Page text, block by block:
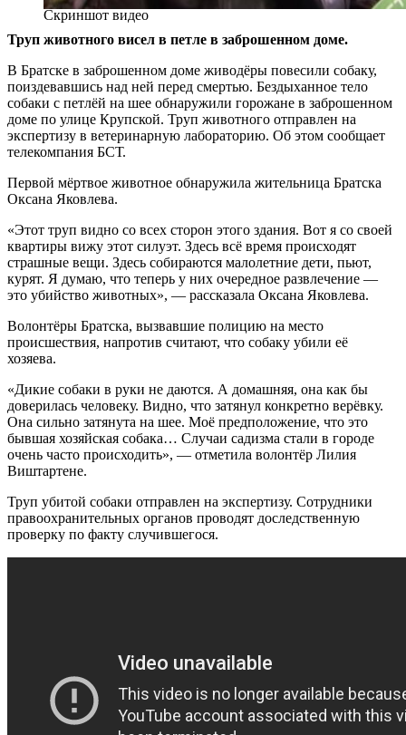
Скриншот видео
Труп животного висел в петле в заброшенном доме.
В Братске в заброшенном доме живодёры повесили собаку,
поиздевавшись над ней перед смертью. Бездыханное тело
собаки с петлёй на шее обнаружили горожане в заброшенном
доме по улице Крупской. Труп животного отправлен на
экспертизу в ветеринарную лабораторию. Об этом сообщает
телекомпания БСТ.
Первой мёртвое животное обнаружила жительница Братска
Оксана Яковлева.
«Этот труп видно со всех сторон этого здания. Вот я со своей
квартиры вижу этот силуэт. Здесь всё время происходят
страшные вещи. Здесь собираются малолетние дети, пьют,
курят. Я думаю, что теперь у них очередное развлечение —
это убийство животных», — рассказала Оксана Яковлева.
Волонтёры Братска, вызвавшие полицию на место
происшествия, напротив считают, что собаку убили её
хозяева.
«Дикие собаки в руки не даются. А домашняя, она как бы
доверилась человеку. Видно, что затянул конкретно верёвку.
Она сильно затянута на шее. Моё предположение, что это
бывшая хозяйская собака… Случаи садизма стали в городе
очень часто происходить», — отметила волонтёр Лилия
Виштартене.
Труп убитой собаки отправлен на экспертизу. Сотрудники
правоохранительных органов проводят доследственную
проверку по факту случившегося.